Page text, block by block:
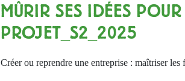
MÛRIR SES IDÉES
PROJET_S2_2025
Créer ou reprendre une entreprise : maîtriser les